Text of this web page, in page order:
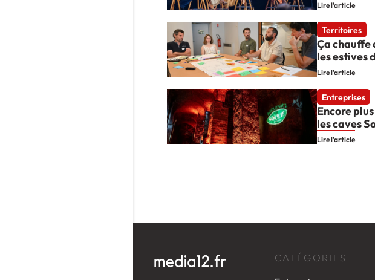
Lire l'article
Territoires
Ça chauffe
les estives
Lire l'article
Entreprises
Encore
les caves
Lire l'article
CATÉGORIES